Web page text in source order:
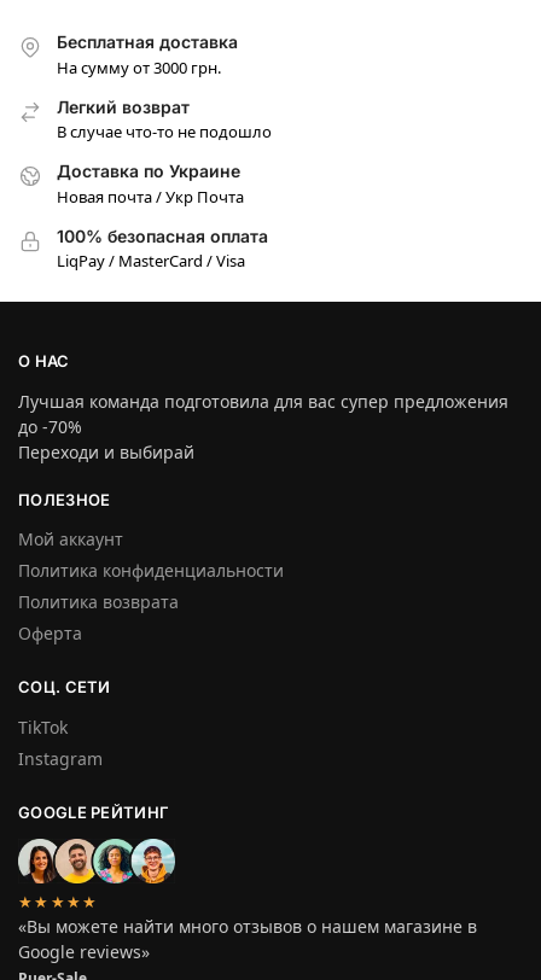
Бесплатная доставка
На сумму от 3000 грн.
Легкий возврат
В случае что-то не подошло
Доставка по Украине
Новая почта / Укр Почта
100% безопасная оплата
LiqPay / MasterCard / Visa
О НАС
Лучшая команда подготовила для вас супер предложения
до -70%
Переходи и выбирай
ПОЛЕЗНОЕ
Мой аккаунт
Политика конфиденциальности
Политика возврата
Оферта
СОЦ. СЕТИ
TikTok
Instagram
GOOGLE РЕЙТИНГ
★★★★★
«Вы можете найти много отзывов о нашем магазине в
Google reviews»